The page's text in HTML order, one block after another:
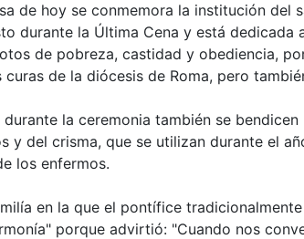
de hoy se conmemora la institución del
durante la Última Cena y está
de pobreza, castidad y obediencia,
de la diócesis de Roma, pero
durante la ceremonia también se
y del crisma, que se utilizan durante el
los enfermos.
en la que el pontífice
porque advirtió: "Cuando nos